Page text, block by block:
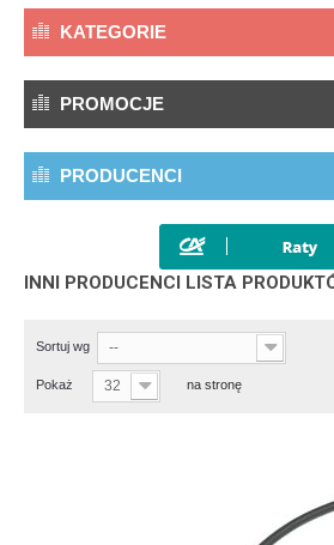
KATEGORIE
PROMOCJE
PRODUCENCI
INNI PRODUCENCI LISTA
Sortuj wg --
Pokaż 32 na stronę